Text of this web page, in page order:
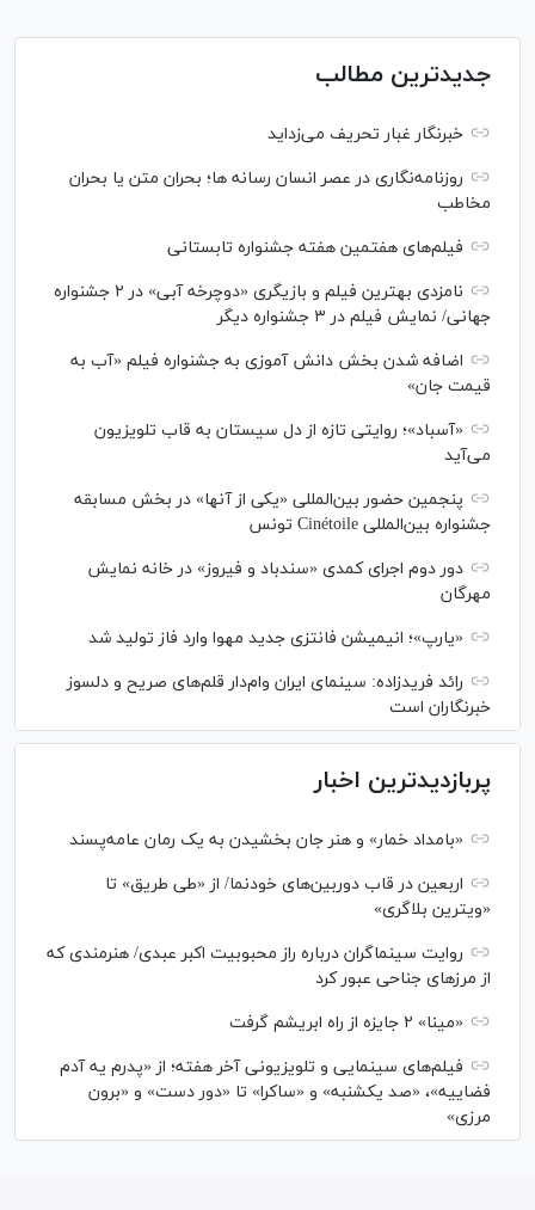
جدیدترین مطالب
خبرنگار غبار تحریف می‌زداید
روزنامه‌نگاری در عصر انسان رسانه ها؛ بحران متن یا بحران
مخاطب
فیلم‌های هفتمین هفته جشنواره تابستانی
نامزدی بهترین فیلم و بازیگری «دوچرخه آبی» در ۲ جشنواره
جهانی/ نمایش فیلم در ۳ جشنواره دیگر
اضافه شدن بخش دانش آموزی به جشنواره فیلم «آب به
قیمت جان»
«آسباد»؛ روایتی تازه از دل سیستان به قاب تلویزیون
می‌آید
پنجمین حضور بین‌المللی «یکی از آنها» در بخش مسابقه
جشنواره بین‌المللی Cinétoile تونس
دور دوم اجرای کمدی «سندباد و فیروز» در خانه نمایش
مهرگان
«یارپ»؛ انیمیشن فانتزی جدید مهوا وارد فاز تولید شد
رائد فریدزاده: سینمای ایران وام‌دار قلم‌های صریح و دلسوز
خبرنگاران است
پربازدیدترین اخبار
«بامداد خمار» و هنر جان بخشیدن به یک رمان عامه‌پسند
اربعین در قاب دوربین‌های خودنما/ از «طی طریق» تا
«ویترین بلاگری»
روایت سینماگران درباره راز محبوبیت اکبر عبدی/ هنرمندی که
از مرزهای جناحی عبور کرد
«مینا» ۲ جایزه از راه ابریشم گرفت
فیلم‌های سینمایی و تلویزیونی آخر هفته؛ از «پدرم یه آدم
فضاییه»، «صد یکشنبه» و «ساکرا» تا «دور دست» و «برون
مرزی»